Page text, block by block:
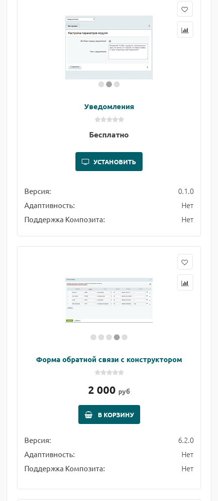
Уведомления
Бесплатно
УСТАНОВИТЬ
Версия: 0.1.0
Адаптивность: Нет
Поддержка Композита: Нет
Форма обратной связи с конструктором
2 000 руб
В КОРЗИНУ
Версия: 6.2.0
Адаптивность: Нет
Поддержка Композита: Нет